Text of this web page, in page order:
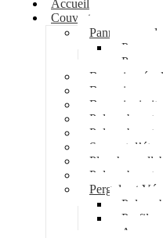
Accueil
Couverture
Panneau
Bac acier
Bac acier sec
Bac acier
Polycarbonate
Support
Plancher
Pergola et
Profil